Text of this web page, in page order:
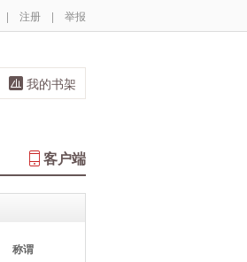
| 注册 | 举报
我的书架
客户端
称谓